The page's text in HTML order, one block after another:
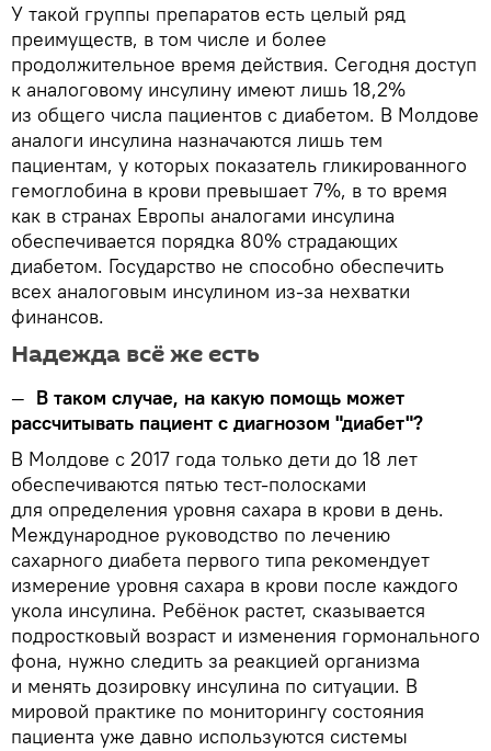
У такой группы препаратов есть целый ряд
преимуществ, в том числе и более
продолжительное время действия. Сегодня доступ
к аналоговому инсулину имеют лишь 18,2%
из общего числа пациентов с диабетом. В Молдове
аналоги инсулина назначаются лишь тем
пациентам, у которых показатель гликированного
гемоглобина в крови превышает 7%, в то время
как в странах Европы аналогами инсулина
обеспечивается порядка 80% страдающих
диабетом. Государство не способно обеспечить
всех аналоговым инсулином из-за нехватки
финансов.
Надежда всё же есть
— В таком случае, на какую помощь может
рассчитывать пациент с диагнозом "диабет"?
В Молдове с 2017 года только дети до 18 лет
обеспечиваются пятью тест-полосками
для определения уровня сахара в крови в день.
Международное руководство по лечению
сахарного диабета первого типа рекомендует
измерение уровня сахара в крови после каждого
укола инсулина. Ребёнок растет, сказывается
подростковый возраст и изменения гормонального
фона, нужно следить за реакцией организма
и менять дозировку инсулина по ситуации. В
мировой практике по мониторингу состояния
пациента уже давно используются системы